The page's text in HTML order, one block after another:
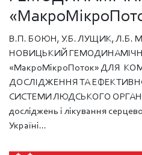
В.П. БОЮН, У.Б. ЛУЩИК, Л.Б.
НОВИЦЬКИЙ
«МакроМікроПоток» ДЛЯ
ДОСЛІДЖЕННЯ ТА
СИСТЕМИ ЛЮДСЬКОГО
досліджень і лікування
Україні...